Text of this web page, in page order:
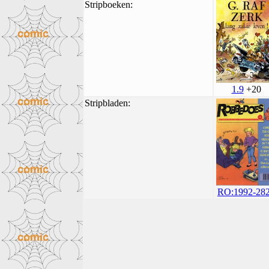
Stripboeken:
1.9+20
Stripbladen:
RO:1992-